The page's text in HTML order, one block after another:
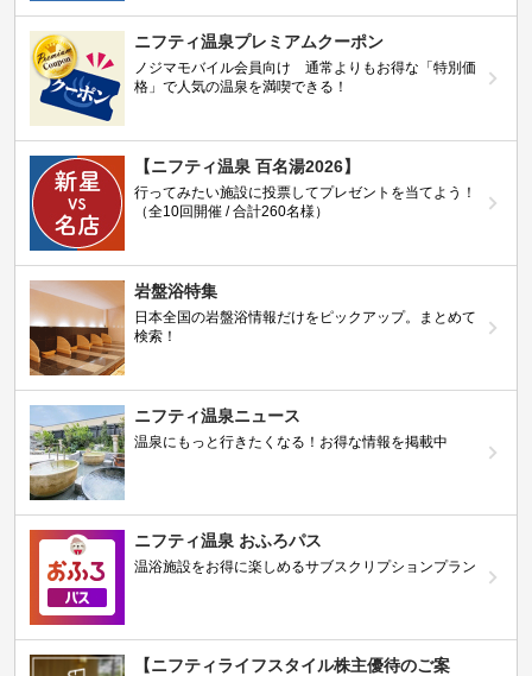
ニフティ温泉プレミアムクーポン
ノジマモバイル会員向け 通常よりもお得な「特別価
格」で人気の温泉を満喫できる！
【ニフティ温泉 百名湯2026】
行ってみたい施設に投票してプレゼントを当てよう！
（全10回開催 / 合計260名様）
岩盤浴特集
日本全国の岩盤浴情報だけをピックアップ。まとめて
検索！
ニフティ温泉ニュース
温泉にもっと行きたくなる！お得な情報を掲載中
ニフティ温泉 おふろパス
温浴施設をお得に楽しめるサブスクリプションプラン
【ニフティライフスタイル株主優待のご案